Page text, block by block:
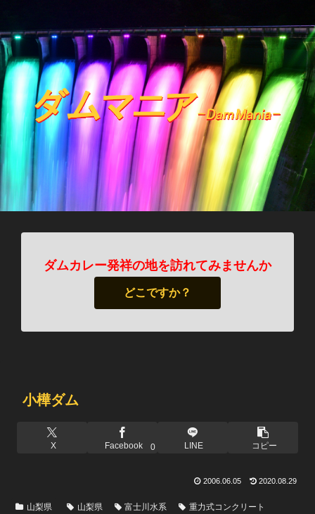
ダムカレー発祥の地を訪れてみませんか
どこですか？
小樺ダム
X Facebook 0 LINE コピー
2006.06.05 2020.08.29
山梨県 山梨県 富士川水系
重力式コンクリート